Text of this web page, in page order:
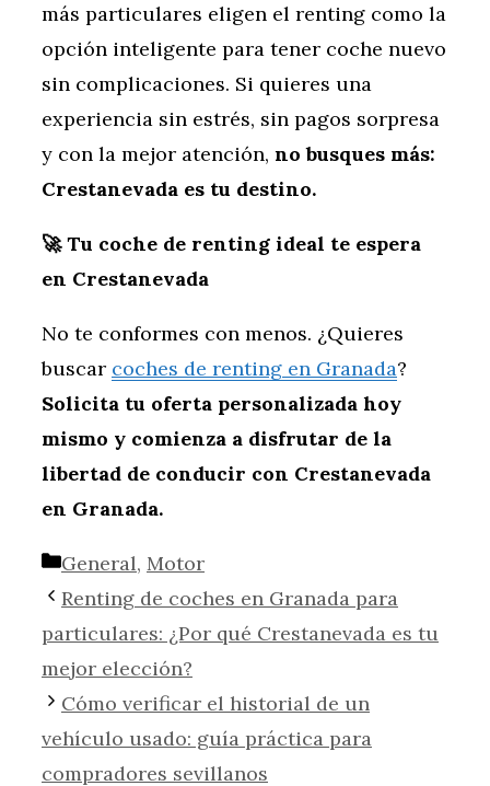
más particulares eligen el renting como la
opción inteligente para tener coche nuevo
sin complicaciones. Si quieres una
experiencia sin estrés, sin pagos sorpresa
y con la mejor atención, no busques más:
Crestanevada es tu destino.
🚀 Tu coche de renting ideal te espera
en Crestanevada
No te conformes con menos. ¿Quieres
buscar coches de renting en Granada?
Solicita tu oferta personalizada hoy
mismo y comienza a disfrutar de la
libertad de conducir con Crestanevada
en Granada.
Categorías
General, Motor
Renting de coches en Granada para
particulares: ¿Por qué Crestanevada es tu
mejor elección?
Cómo verificar el historial de un
vehículo usado: guía práctica para
compradores sevillanos